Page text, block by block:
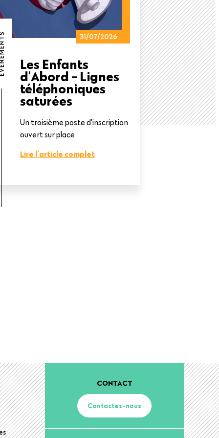
31/07/2026
Les Enfants
d'Abord - Lignes
téléphoniques
saturées
Un troisième poste d'inscription
ouvert sur place
Lire l'article complet
CONTACT
Contactez-nous